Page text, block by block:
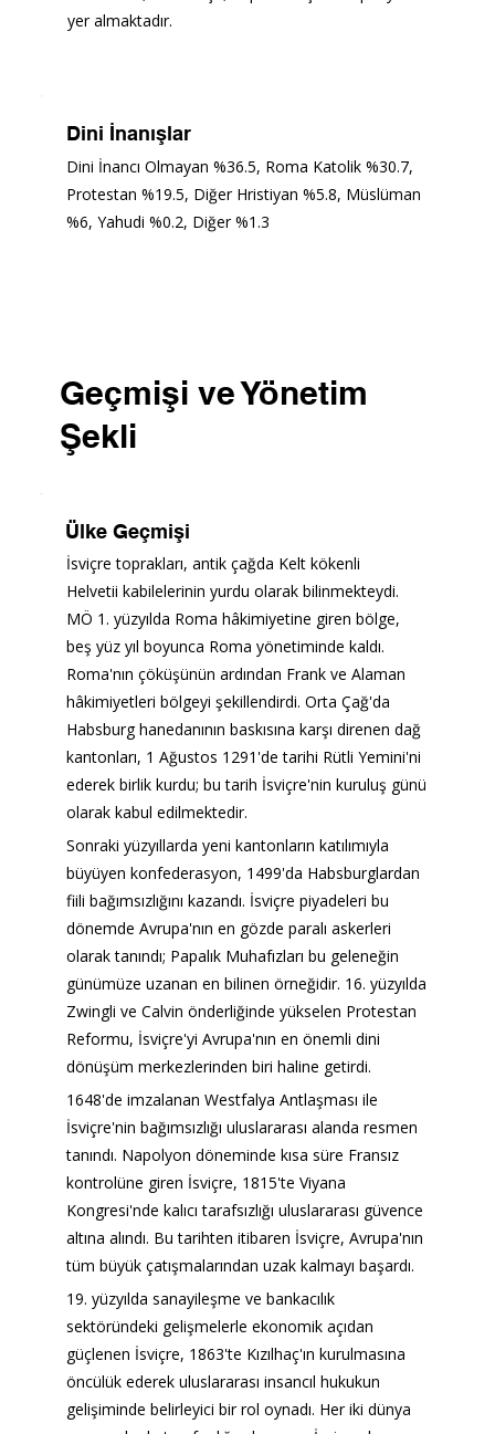
yer almaktadır.
Dini İnanışlar
Dini İnancı Olmayan %36.5, Roma Katolik %30.7,
Protestan %19.5, Diğer Hristiyan %5.8, Müslüman
%6, Yahudi %0.2, Diğer %1.3
Geçmişi ve Yönetim
Şekli
Ülke Geçmişi
İsviçre toprakları, antik çağda Kelt kökenli
Helvetii kabilelerinin yurdu olarak bilinmekteydi.
MÖ 1. yüzyılda Roma hâkimiyetine giren bölge,
beş yüz yıl boyunca Roma yönetiminde kaldı.
Roma'nın çöküşünün ardından Frank ve Alaman
hâkimiyetleri bölgeyi şekillendirdi. Orta Çağ'da
Habsburg hanedanının baskısına karşı direnen dağ
kantonları, 1 Ağustos 1291'de tarihi Rütli Yemini'ni
ederek birlik kurdu; bu tarih İsviçre'nin kuruluş günü
olarak kabul edilmektedir.
Sonraki yüzyıllarda yeni kantonların katılımıyla
büyüyen konfederasyon, 1499'da Habsburglardan
fiili bağımsızlığını kazandı. İsviçre piyadeleri bu
dönemde Avrupa'nın en gözde paralı askerleri
olarak tanındı; Papalık Muhafızları bu geleneğin
günümüze uzanan en bilinen örneğidir. 16. yüzyılda
Zwingli ve Calvin önderliğinde yükselen Protestan
Reformu, İsviçre'yi Avrupa'nın en önemli dini
dönüşüm merkezlerinden biri haline getirdi.
1648'de imzalanan Westfalya Antlaşması ile
İsviçre'nin bağımsızlığı uluslararası alanda resmen
tanındı. Napolyon döneminde kısa süre Fransız
kontrolüne giren İsviçre, 1815'te Viyana
Kongresi'nde kalıcı tarafsızlığı uluslararası güvence
altına alındı. Bu tarihten itibaren İsviçre, Avrupa'nın
tüm büyük çatışmalarından uzak kalmayı başardı.
19. yüzyılda sanayileşme ve bankacılık
sektöründeki gelişmelerle ekonomik açıdan
güçlenen İsviçre, 1863'te Kızılhaç'ın kurulmasına
öncülük ederek uluslararası insancıl hukukun
gelişiminde belirleyici bir rol oynadı. Her iki dünya